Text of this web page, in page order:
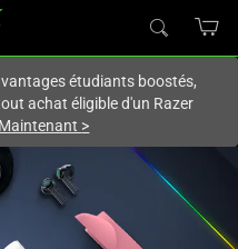
étudiants boostés,
achat éligible d'un Razer
>